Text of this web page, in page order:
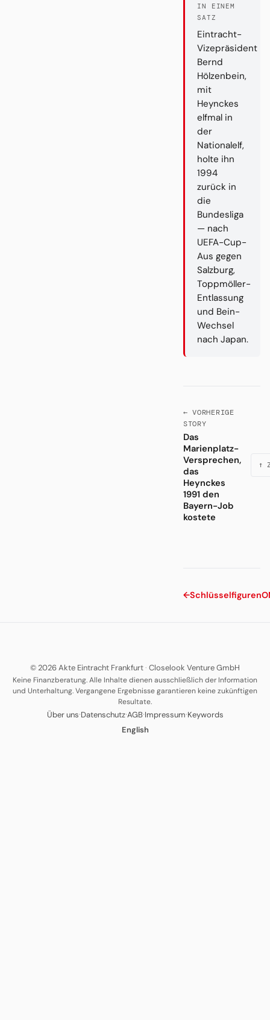
IN EINEM
SATZ
Eintracht-
Vizepräsident
Bernd
Hölzenbein,
mit
Heynckes
elfmal in
der
Nationalelf,
holte ihn
1994
zurück in
die
Bundesliga
— nach
UEFA-Cup-
Aus gegen
Salzburg,
Toppmöller-
Entlassung
und Bein-
Wechsel
nach Japan.
← VORHERIGE
STORY
Das
Marienplatz-
Versprechen,
das
Heynckes
1991 den
Bayern-Job
kostete
↑
←Schlüsselfiguren
© 2026 Akte Eintracht Frankfurt· Closelook Venture GmbH
Keine Finanzberatung. Alle Inhalte dienen ausschließlich der Information
und Unterhaltung. Vergangene Ergebnisse garantieren keine zukünftigen
Resultate.
Über uns·Datenschutz·AGB·Impressum·Keywords
English